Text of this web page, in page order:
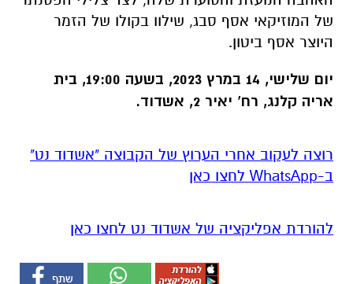
של המוזיקאי אסף סבג, שילוו בקולו של הזמר
היוצר אסף ביטון.
יום שלישי, 14 במרץ 2023, בשעה 19:00, בית
אריה קלנג, רח' יאיר 2, אשדוד.
רוצה לעקוב אחרי הערוץ של הקבוצה "אשדוד נט"
ב-WhatsApp לחצו כאן
להורדת אפליקציה של אשדוד נט לחצו כאן